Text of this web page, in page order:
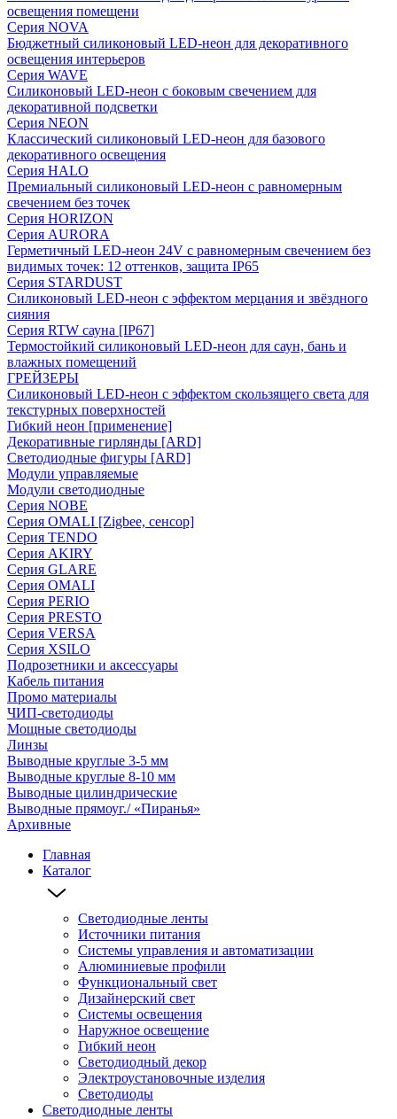
освещения помещени
Серия NOVA
Бюджетный силиконовый LED-неон для декоративного
освещения интерьеров
Серия WAVE
Силиконовый LED-неон с боковым свечением для
декоративной подсветки
Серия NEON
Классический силиконовый LED-неон для базового
декоративного освещения
Серия HALO
Премиальный силиконовый LED-неон с равномерным
свечением без точек
Серия HORIZON
Серия AURORA
Герметичный LED-неон 24V с равномерным свечением без
видимых точек: 12 оттенков, защита IP65
Серия STARDUST
Силиконовый LED-неон с эффектом мерцания и звёздного
сияния
Серия RTW сауна [IP67]
Термостойкий силиконовый LED-неон для саун, бань и
влажных помещений
ГРЕЙЗЕРЫ
Силиконовый LED-неон с эффектом скользящего света для
текстурных поверхностей
Гибкий неон [применение]
Декоративные гирлянды [ARD]
Светодиодные фигуры [ARD]
Модули управляемые
Модули светодиодные
Серия NOBE
Серия OMALI [Zigbee, сенсор]
Серия TENDO
Серия AKIRY
Серия GLARE
Серия OMALI
Серия PERIO
Серия PRESTO
Серия VERSA
Серия XSILO
Подрозетники и аксессуары
Кабель питания
Промо материалы
ЧИП-светодиоды
Мощные светодиоды
Линзы
Выводные круглые 3-5 мм
Выводные круглые 8-10 мм
Выводные цилиндрические
Выводные прямоуг./ «Пиранья»
Архивные
Главная
Каталог
Светодиодные ленты
Источники питания
Системы управления и автоматизации
Алюминиевые профили
Функциональный свет
Дизайнерский свет
Системы освещения
Наружное освещение
Гибкий неон
Светодиодный декор
Электроустановочные изделия
Светодиоды
Светодиодные ленты